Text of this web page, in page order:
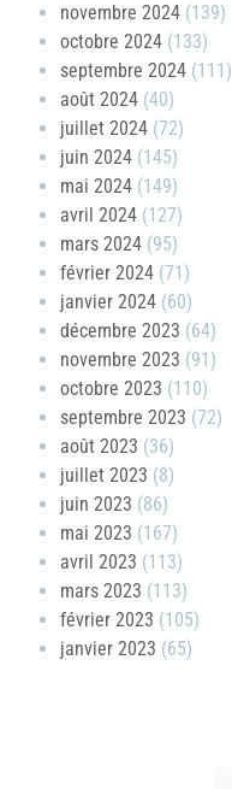
novembre 2024 (139)
octobre 2024 (133)
septembre 2024 (111)
août 2024 (40)
juillet 2024 (72)
juin 2024 (145)
mai 2024 (149)
avril 2024 (127)
mars 2024 (95)
février 2024 (71)
janvier 2024 (60)
décembre 2023 (64)
novembre 2023 (91)
octobre 2023 (110)
septembre 2023 (72)
août 2023 (36)
juillet 2023 (8)
juin 2023 (86)
mai 2023 (167)
avril 2023 (113)
mars 2023 (113)
février 2023 (105)
janvier 2023 (65)